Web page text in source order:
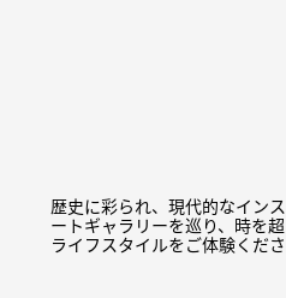
歴史に彩られ、現代的なイン
ートギャラリーを巡り、時を
ライフスタイルをご体験くださ